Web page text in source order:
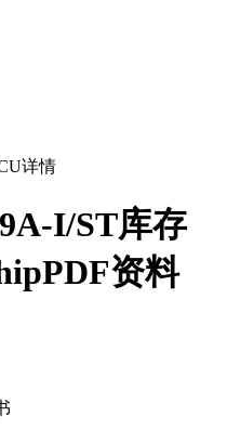
详情
I/ST库存
资料